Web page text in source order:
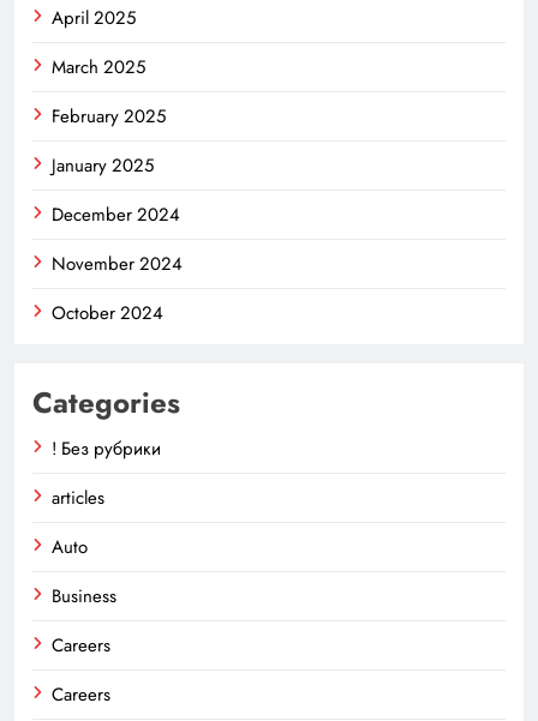
April 2025
March 2025
February 2025
January 2025
December 2024
November 2024
October 2024
Categories
! Без рубрики
articles
Auto
Business
Careers
Careers